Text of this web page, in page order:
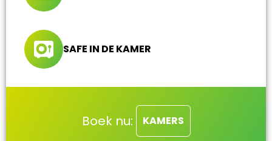
SAFE IN DE KAMER
Boek nu: KAMERS